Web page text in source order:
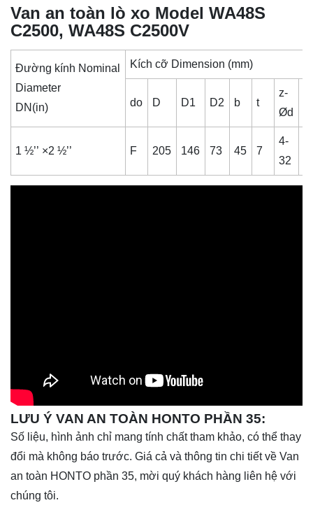
Van an toàn lò xo Model WA48S
C2500, WA48S C2500V
Đường kính Nominal
Diameter
DN(in)
Kích cỡ Dimension (mm)
do D D1 D2 b t
z-
Ød
1 ½’’ ×2 ½’’ F 205 146 73 45 7
4-
32
LƯU Ý VAN AN TOÀN HONTO PHẦN 35:
Số liệu, hình ảnh chỉ mang tính chất tham khảo, có thể thay
đổi mà không báo trước. Giá cả và thông tin chi tiết về Van
an toàn HONTO phần 35, mời quý khách hàng liên hệ với
chúng tôi.